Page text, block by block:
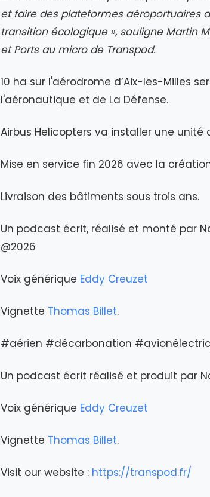
et faire des plateformes aéroportuaires
transition écologique », souligne Martin
et Ports au micro de Transpod.
10 ha sur l'aérodrome d’Aix-les-Milles
l'aéronautique et de La Défense.
Airbus Helicopters va installer une
Mise en service fin 2026 avec la
Livraison des bâtiments sous trois ans.
Un podcast écrit, réalisé et monté par
@2026
Voix générique Eddy Creuzet
Vignette Thomas Billet.
#aérien #décarbonation
Un podcast écrit réalisé et produit par
Voix générique Eddy Creuzet
Vignette Thomas Billet.
Visit our website : https://transpod.fr/